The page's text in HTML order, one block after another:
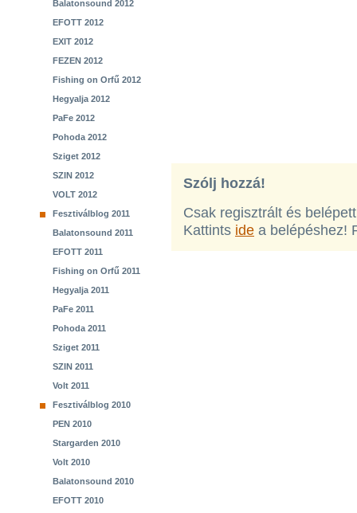
Balatonsound 2012
EFOTT 2012
EXIT 2012
FEZEN 2012
Fishing on Orfű 2012
Hegyalja 2012
PaFe 2012
Pohoda 2012
Sziget 2012
SZIN 2012
VOLT 2012
Fesztiválblog 2011
Balatonsound 2011
EFOTT 2011
Fishing on Orfű 2011
Hegyalja 2011
PaFe 2011
Pohoda 2011
Sziget 2011
SZIN 2011
Volt 2011
Fesztiválblog 2010
PEN 2010
Stargarden 2010
Volt 2010
Balatonsound 2010
EFOTT 2010
Szólj hozzá!
Csak regisztrált és
Kattints ide a belépéshez!